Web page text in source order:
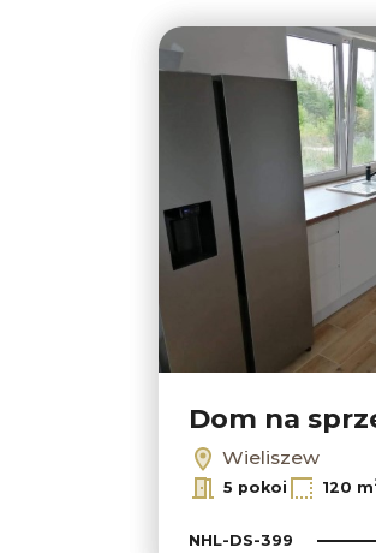
Dom na
Wieliszew
5 pokoi 120 m
NHL-DS-399